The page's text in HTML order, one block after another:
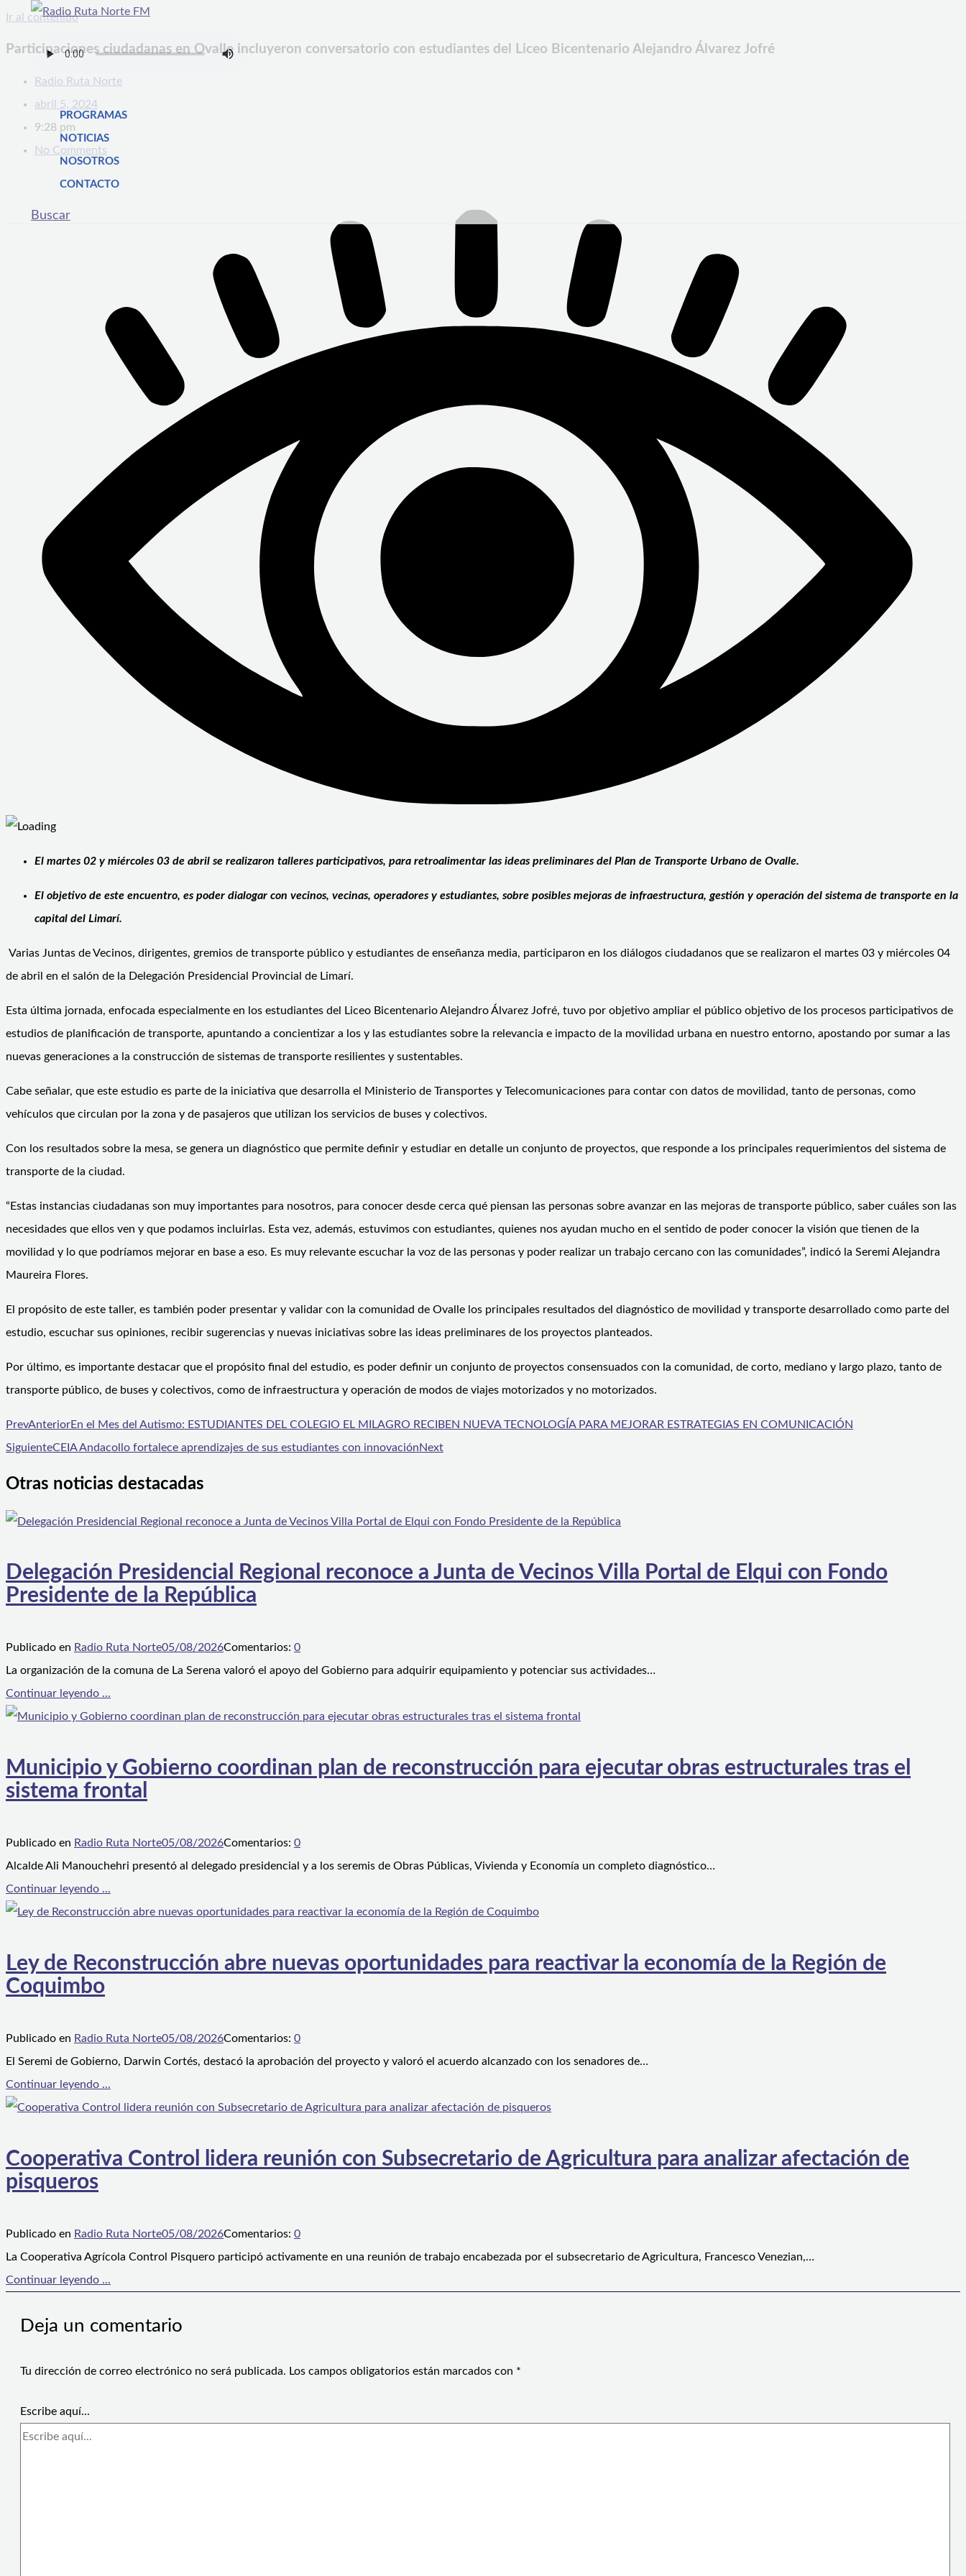
Ir al contenido
PROGRAMAS
NOTICIAS
NOSOTROS
CONTACTO
Buscar
Participaciones ciudadanas en Ovalle incluyeron conversatorio con estudiantes del Liceo Bicentenario Alejandro Álvarez Jofré
Radio Ruta Norte
abril 5, 2024
9:28 pm
No Comments
El martes 02 y miércoles 03 de abril se realizaron talleres participativos, para retroalimentar las ideas preliminares del Plan de Transporte Urbano de Ovalle.
El objetivo de este encuentro, es poder dialogar con vecinos, vecinas, operadores y estudiantes, sobre posibles mejoras de infraestructura, gestión y operación del sistema de transporte en la
capital del Limarí.
Varias Juntas de Vecinos, dirigentes, gremios de transporte público y estudiantes de enseñanza media, participaron en los diálogos ciudadanos que se realizaron el martes 03 y miércoles 04
de abril en el salón de la Delegación Presidencial Provincial de Limarí.
Esta última jornada, enfocada especialmente en los estudiantes del Liceo Bicentenario Alejandro Álvarez Jofré, tuvo por objetivo ampliar el público objetivo de los procesos participativos de
estudios de planificación de transporte, apuntando a concientizar a los y las estudiantes sobre la relevancia e impacto de la movilidad urbana en nuestro entorno, apostando por sumar a las
nuevas generaciones a la construcción de sistemas de transporte resilientes y sustentables.
Cabe señalar, que este estudio es parte de la iniciativa que desarrolla el Ministerio de Transportes y Telecomunicaciones para contar con datos de movilidad, tanto de personas, como
vehículos que circulan por la zona y de pasajeros que utilizan los servicios de buses y colectivos.
Con los resultados sobre la mesa, se genera un diagnóstico que permite definir y estudiar en detalle un conjunto de proyectos, que responde a los principales requerimientos del sistema de
transporte de la ciudad.
“Estas instancias ciudadanas son muy importantes para nosotros, para conocer desde cerca qué piensan las personas sobre avanzar en las mejoras de transporte público, saber cuáles son las
necesidades que ellos ven y que podamos incluirlas. Esta vez, además, estuvimos con estudiantes, quienes nos ayudan mucho en el sentido de poder conocer la visión que tienen de la
movilidad y lo que podríamos mejorar en base a eso. Es muy relevante escuchar la voz de las personas y poder realizar un trabajo cercano con las comunidades”, indicó la Seremi Alejandra
Maureira Flores.
El propósito de este taller, es también poder presentar y validar con la comunidad de Ovalle los principales resultados del diagnóstico de movilidad y transporte desarrollado como parte del
estudio, escuchar sus opiniones, recibir sugerencias y nuevas iniciativas sobre las ideas preliminares de los proyectos planteados.
Por último, es importante destacar que el propósito final del estudio, es poder definir un conjunto de proyectos consensuados con la comunidad, de corto, mediano y largo plazo, tanto de
transporte público, de buses y colectivos, como de infraestructura y operación de modos de viajes motorizados y no motorizados.
PrevAnteriorEn el Mes del Autismo: ESTUDIANTES DEL COLEGIO EL MILAGRO RECIBEN NUEVA TECNOLOGÍA PARA MEJORAR ESTRATEGIAS EN COMUNICACIÓN
SiguienteCEIA Andacollo fortalece aprendizajes de sus estudiantes con innovaciónNext
Otras noticias destacadas
Delegación Presidencial Regional reconoce a Junta de Vecinos Villa Portal de Elqui con Fondo
Presidente de la República
Publicado en Radio Ruta Norte05/08/2026Comentarios: 0
La organización de la comuna de La Serena valoró el apoyo del Gobierno para adquirir equipamiento y potenciar sus actividades…
Continuar leyendo ...
Municipio y Gobierno coordinan plan de reconstrucción para ejecutar obras estructurales tras el
sistema frontal
Publicado en Radio Ruta Norte05/08/2026Comentarios: 0
Alcalde Ali Manouchehri presentó al delegado presidencial y a los seremis de Obras Públicas, Vivienda y Economía un completo diagnóstico…
Continuar leyendo ...
Ley de Reconstrucción abre nuevas oportunidades para reactivar la economía de la Región de
Coquimbo
Publicado en Radio Ruta Norte05/08/2026Comentarios: 0
El Seremi de Gobierno, Darwin Cortés, destacó la aprobación del proyecto y valoró el acuerdo alcanzado con los senadores de…
Continuar leyendo ...
Cooperativa Control lidera reunión con Subsecretario de Agricultura para analizar afectación de
pisqueros
Publicado en Radio Ruta Norte05/08/2026Comentarios: 0
La Cooperativa Agrícola Control Pisquero participó activamente en una reunión de trabajo encabezada por el subsecretario de Agricultura, Francesco Venezian,…
Continuar leyendo ...
Deja un comentario
Tu dirección de correo electrónico no será publicada. Los campos obligatorios están marcados con *
Escribe aquí...